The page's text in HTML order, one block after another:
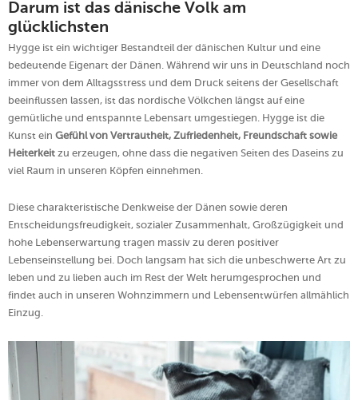
Darum ist das dänische Volk am
glücklichsten
Hygge ist ein wichtiger Bestandteil der dänischen Kultur und eine
bedeutende Eigenart der Dänen. Während wir uns in Deutschland noch
immer von dem Alltagsstress und dem Druck seitens der Gesellschaft
beeinflussen lassen, ist das nordische Völkchen längst auf eine
gemütliche und entspannte Lebensart umgestiegen. Hygge ist die
Kunst ein Gefühl von Vertrautheit, Zufriedenheit, Freundschaft sowie
Heiterkeit zu erzeugen, ohne dass die negativen Seiten des Daseins zu
viel Raum in unseren Köpfen einnehmen.
Diese charakteristische Denkweise der Dänen sowie deren
Entscheidungsfreudigkeit, sozialer Zusammenhalt, Großzügigkeit und
hohe Lebenserwartung tragen massiv zu deren positiver
Lebenseinstellung bei. Doch langsam hat sich die unbeschwerte Art zu
leben und zu lieben auch im Rest der Welt herumgesprochen und
findet auch in unseren Wohnzimmern und Lebensentwürfen allmählich
Einzug.